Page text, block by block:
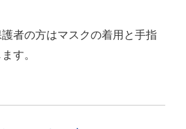
者の方はマスクの着用と手指
す。